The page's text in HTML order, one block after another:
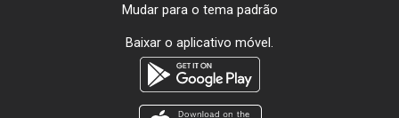
Mudar para o tema padrão
Baixar o aplicativo móvel.